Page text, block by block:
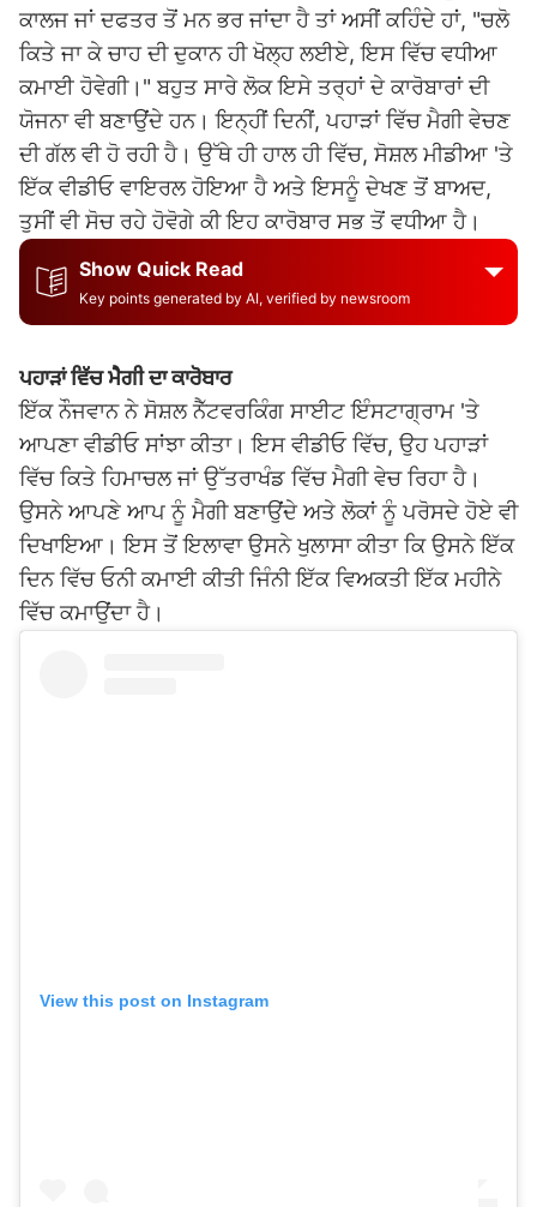
ਕਾਲਜ ਜਾਂ ਦਫਤਰ ਤੋਂ ਮਨ ਭਰ ਜਾਂਦਾ ਹੈ ਤਾਂ ਅਸੀਂ ਕਹਿੰਦੇ ਹਾਂ, "ਚਲੋ
ਕਿਤੇ ਜਾ ਕੇ ਚਾਹ ਦੀ ਦੁਕਾਨ ਹੀ ਖੋਲ੍ਹ ਲਈਏ, ਇਸ ਵਿੱਚ ਵਧੀਆ
ਕਮਾਈ ਹੋਵੇਗੀ।" ਬਹੁਤ ਸਾਰੇ ਲੋਕ ਇਸੇ ਤਰ੍ਹਾਂ ਦੇ ਕਾਰੋਬਾਰਾਂ ਦੀ
ਯੋਜਨਾ ਵੀ ਬਣਾਉਂਦੇ ਹਨ। ਇਨ੍ਹੀਂ ਦਿਨੀਂ, ਪਹਾੜਾਂ ਵਿੱਚ ਮੈਗੀ ਵੇਚਣ
ਦੀ ਗੱਲ ਵੀ ਹੋ ਰਹੀ ਹੈ। ਉੱਥੇ ਹੀ ਹਾਲ ਹੀ ਵਿੱਚ, ਸੋਸ਼ਲ ਮੀਡੀਆ 'ਤੇ
ਇੱਕ ਵੀਡੀਓ ਵਾਇਰਲ ਹੋਇਆ ਹੈ ਅਤੇ ਇਸਨੂੰ ਦੇਖਣ ਤੋਂ ਬਾਅਦ,
ਤੁਸੀਂ ਵੀ ਸੋਚ ਰਹੇ ਹੋਵੋਗੇ ਕੀ ਇਹ ਕਾਰੋਬਾਰ ਸਭ ਤੋਂ ਵਧੀਆ ਹੈ।
Show Quick Read
Key points generated by AI, verified by newsroom
ਪਹਾੜਾਂ ਵਿੱਚ ਮੈਗੀ ਦਾ ਕਾਰੋਬਾਰ
ਇੱਕ ਨੌਜਵਾਨ ਨੇ ਸੋਸ਼ਲ ਨੈੱਟਵਰਕਿੰਗ ਸਾਈਟ ਇੰਸਟਾਗ੍ਰਾਮ 'ਤੇ
ਆਪਣਾ ਵੀਡੀਓ ਸਾਂਝਾ ਕੀਤਾ। ਇਸ ਵੀਡੀਓ ਵਿੱਚ, ਉਹ ਪਹਾੜਾਂ
ਵਿੱਚ ਕਿਤੇ ਹਿਮਾਚਲ ਜਾਂ ਉੱਤਰਾਖੰਡ ਵਿੱਚ ਮੈਗੀ ਵੇਚ ਰਿਹਾ ਹੈ।
ਉਸਨੇ ਆਪਣੇ ਆਪ ਨੂੰ ਮੈਗੀ ਬਣਾਉਂਦੇ ਅਤੇ ਲੋਕਾਂ ਨੂੰ ਪਰੋਸਦੇ ਹੋਏ ਵੀ
ਦਿਖਾਇਆ। ਇਸ ਤੋਂ ਇਲਾਵਾ ਉਸਨੇ ਖੁਲਾਸਾ ਕੀਤਾ ਕਿ ਉਸਨੇ ਇੱਕ
ਦਿਨ ਵਿੱਚ ਓਨੀ ਕਮਾਈ ਕੀਤੀ ਜਿੰਨੀ ਇੱਕ ਵਿਅਕਤੀ ਇੱਕ ਮਹੀਨੇ
ਵਿੱਚ ਕਮਾਉਂਦਾ ਹੈ।
View this post on Instagram